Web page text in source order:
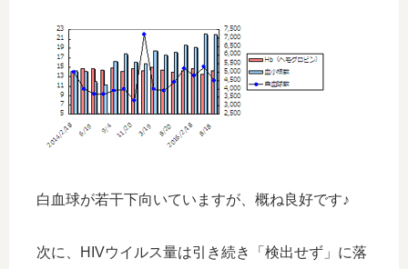
白血球が若干下向いていますが、概ね良好です♪
次に、HIVウイルス量は引き続き「検出せず」に落